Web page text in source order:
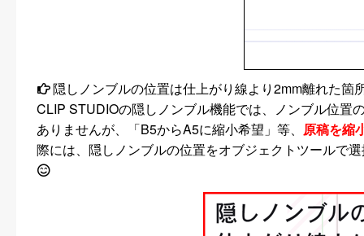
隠しノンブルの位置は仕上がり線より2mm離れた箇
CLIP STUDIOの隠しノンブル機能では、ノンブル位置
ありませんが、「B5からA5に縮小希望」等、 原稿を縮
際には、隠しノンブルの位置をオブジェクトツールで